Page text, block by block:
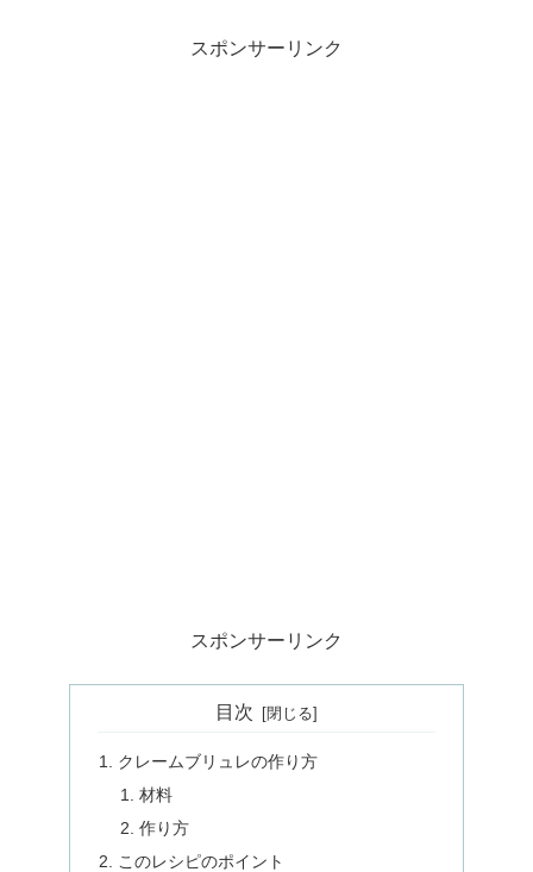
スポンサーリンク
スポンサーリンク
目次
クレームブリュレの作り方
材料
作り方
このレシピのポイント